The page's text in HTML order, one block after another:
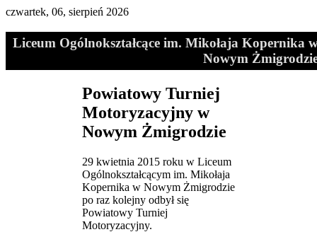
czwartek, 06, sierpień 2026
Liceum Ogólnokształcące im. Mikołaja Kopernika
Nowym
Powiatowy Turniej
Motoryzacyjny w
Nowym Żmigrodzie
29 kwietnia 2015 roku w Liceum
Ogólnokształcącym im. Mikołaja
Kopernika w Nowym Żmigrodzie
po raz kolejny odbył się
Powiatowy Turniej
Motoryzacyjny.